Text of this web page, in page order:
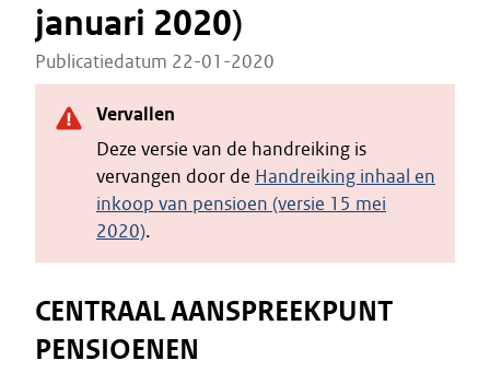
januari 2020)
Publicatiedatum 22-01-2020
Vervallen
Deze versie van de handreiking is
vervangen door de Handreiking inhaal en
inkoop van pensioen (versie 15 mei
2020).
CENTRAAL AANSPREEKPUNT
PENSIOENEN